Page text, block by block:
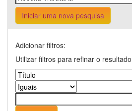
Iniciar uma nova pesquisa
Adicionar filtros:
Utilizar filtros para refinar o